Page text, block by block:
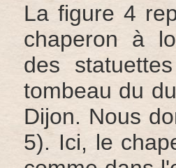
La figure 4
chaperon à
des
tombeau du
Dijon. Nous
5). Ici, le